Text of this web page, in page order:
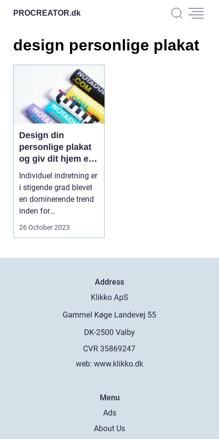
PROCREATOR.dk
design personlige plakat
Design din
personlige plakat
og giv dit hjem et
personligt præg
Individuel indretning er
i stigende grad blevet
en dominerende trend
inden for
boligindretning. Denn...
26 October 2023
Address
web: www.klikko.dk
Menu
Ads
About Us